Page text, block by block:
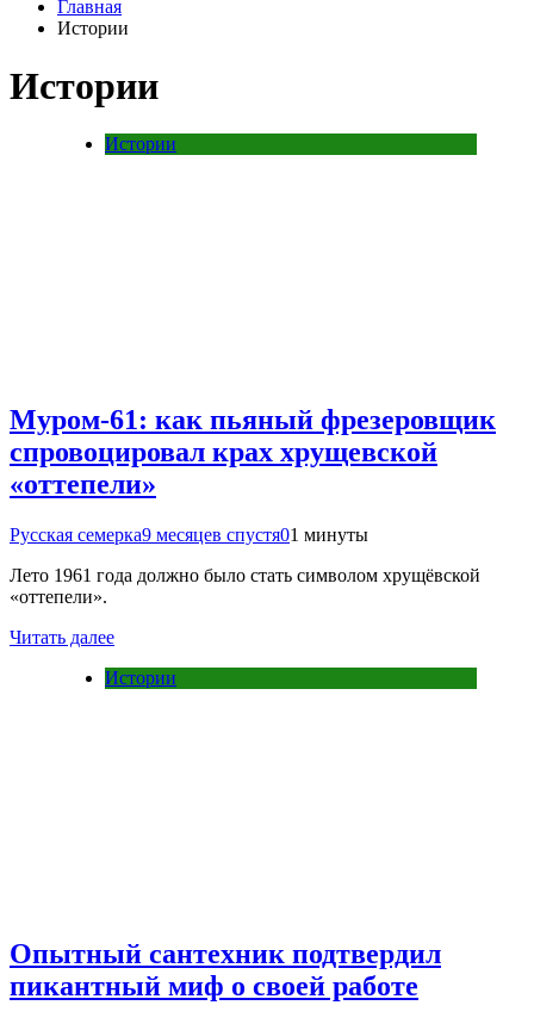
Главная
Истории
Истории
Истории
Муром-61: как пьяный фрезеровщик
спровоцировал крах хрущевской
«оттепели»
Русская семерка9 месяцев спустя01 минуты
Лето 1961 года должно было стать символом хрущёвской
«оттепели».
Читать далее
Истории
Опытный сантехник подтвердил
пикантный миф о своей работе